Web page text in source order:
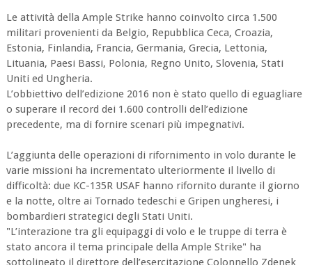
Le attività della Ample Strike hanno coinvolto circa 1.500
militari provenienti da Belgio, Repubblica Ceca, Croazia,
Estonia, Finlandia, Francia, Germania, Grecia, Lettonia,
Lituania, Paesi Bassi, Polonia, Regno Unito, Slovenia, Stati
Uniti ed Ungheria.
L’obbiettivo dell’edizione 2016 non è stato quello di eguagliare
o superare il record dei 1.600 controlli dell’edizione
precedente, ma di fornire scenari più impegnativi.
L’aggiunta delle operazioni di rifornimento in volo durante le
varie missioni ha incrementato ulteriormente il livello di
difficoltà: due KC-135R USAF hanno rifornito durante il giorno
e la notte, oltre ai Tornado tedeschi e Gripen ungheresi, i
bombardieri strategici degli Stati Uniti.
"L’interazione tra gli equipaggi di volo e le truppe di terra è
stato ancora il tema principale della Ample Strike" ha
sottolineato il direttore dell’esercitazione Colonnello Zdenek